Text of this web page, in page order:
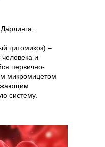
цитомикоз) –
и
первично-
микромицетом
систему.